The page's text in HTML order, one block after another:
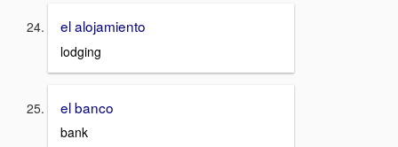
el alojamiento
lodging
el banco
bank